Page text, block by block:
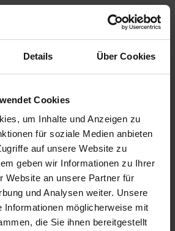
Details Über Cookies
Cookies
um Inhalte und Anzeigen zu
für soziale Medien anbieten
auf unsere Website zu
geben wir Informationen zu Ihrer
Website an unsere Partner für
und Analysen weiter. Unsere
Informationen möglicherweise mit
die Sie ihnen bereitgestellt